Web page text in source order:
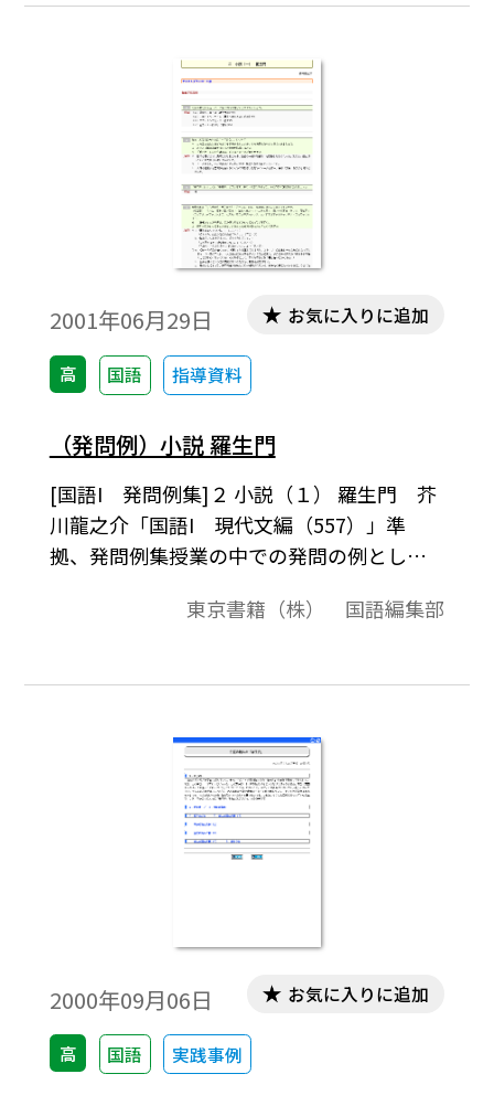
2001年06月29日
高 国語 指導資料
お気に入りに追加
（発問例）小説 羅生門
[国語I 発問例集]２ 小説（１） 羅生門 芥
川龍之介「国語I 現代文編（557）」準
拠、発問例集授業の中での発問の例とし
の例としてご利用ください｡「テキストダウ
り出すことができますので、教材作成のた
東京書籍（株） 国語編集部
2000年09月06日
高 国語 実践事例
お気に入りに追加